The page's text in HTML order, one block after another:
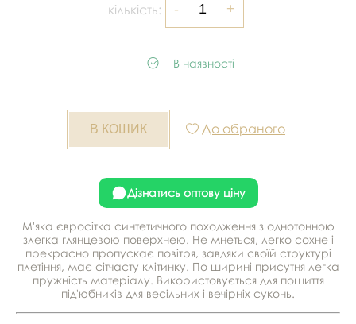
кількість:
В наявності
До обраного
Дізнатись оптову ціну
М'яка євросітка синтетичного походження з однотонною
злегка глянцевою поверхнею. Не мнеться, легко сохне і
прекрасно пропускає повітря, завдяки своїй структурі
плетіння, має сітчасту клітинку. По ширині присутня легка
пружність матеріалу. Використовується для пошиття
під'юбників для весільних і вечірніх суконь.